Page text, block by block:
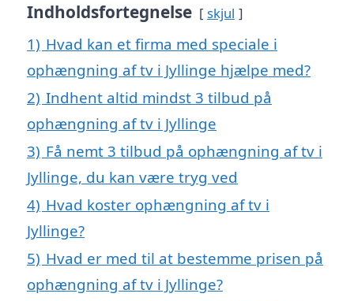
Indholdsfortegnelse skjul
1) Hvad kan et firma med speciale i
ophængning af tv i Jyllinge hjælpe med?
2) Indhent altid mindst 3 tilbud på
ophængning af tv i Jyllinge
3) Få nemt 3 tilbud på ophængning af tv i
Jyllinge, du kan være tryg ved
4) Hvad koster ophængning af tv i
Jyllinge?
5) Hvad er med til at bestemme prisen på
ophængning af tv i Jyllinge?